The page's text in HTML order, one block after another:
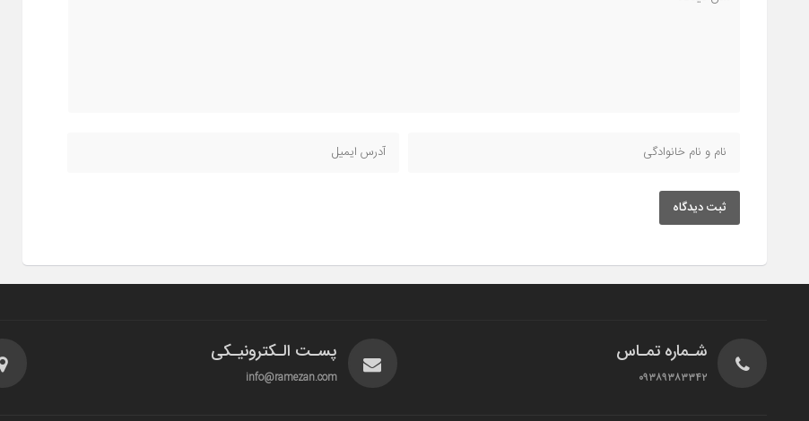
ثبت دیدگاه
شـماره تمـاس
۰۹۳۸۹۳۸۳۳۴۲
پسـت الـکترونیـکی
info@ramezan.com